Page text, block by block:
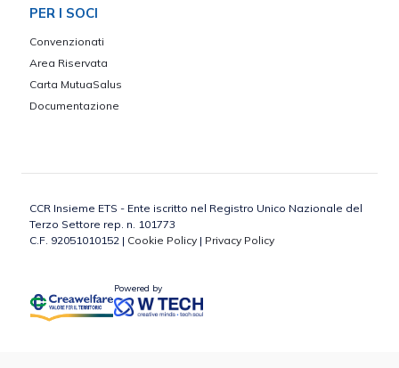
PER I SOCI
Convenzionati
Area Riservata
Carta MutuaSalus
Documentazione
CCR Insieme ETS - Ente iscritto nel Registro Unico Nazionale del
Terzo Settore rep. n. 101773
C.F. 92051010152 | Cookie Policy | Privacy Policy
Powered by